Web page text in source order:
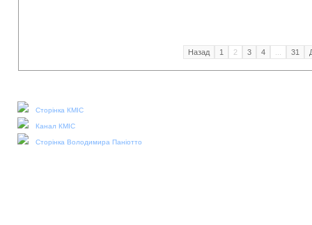
Назад 1 2 3 4 31
Сторінка КМІС
Канал КМІС
Сторінка Володимира Паніотто